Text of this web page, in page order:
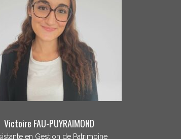
Victoire FAU-PUYRAIMOND
en Gestion de Patrimoine